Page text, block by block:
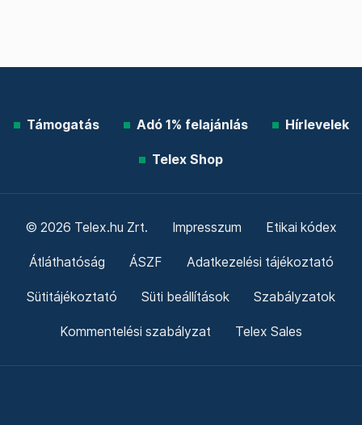
Támogatás Adó 1% felajánlás Hírlevelek
Telex Shop
© 2026 Telex.hu Zrt. Impresszum Etikai kódex
Átláthatóság ÁSZF Adatkezelési tájékoztató
Sütitájékoztató Süti beállítások Szabályzatok
Kommentelési szabályzat Telex Sales